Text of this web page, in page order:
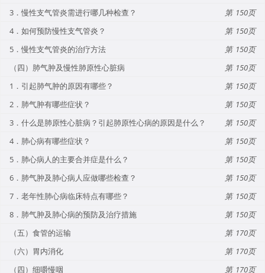
3．慢性支气管炎需进行哪几种检查？
150
4．如何预防慢性支气管炎？
150
5．慢性支气管炎的治疗方法
150
（四）肺气肿及慢性肺原性心脏病
150
1．引起肺气肿的原因有哪些？
150
2．肺气肿有哪些症状？
150
3．什么是肺原性心脏病？引起肺原性心病的原因是什么？
150
4．肺心病有哪些症状？
150
5．肺心病人的主要合并症是什么？
150
6．肺气肿及肺心病人应做哪些检查？
150
7．老年性肺心病临床特点有哪些？
150
8．肺气肿及肺心病的预防及治疗措施
150
（五）食管的运输
170
（六）胃内消化
170
（四）细嚼慢咽
170